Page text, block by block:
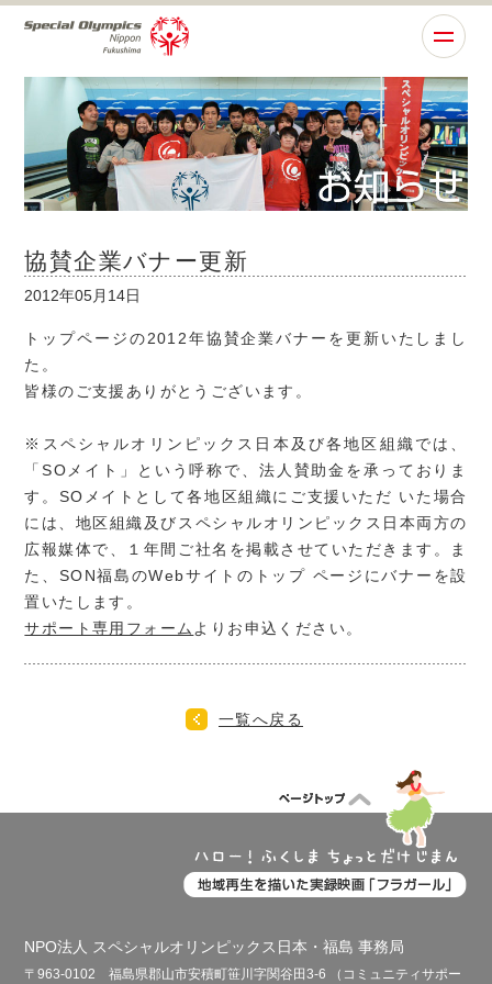
協賛企業バナー更新
2012年05月14日
トップページの2012年協賛企業バナーを更新いたしまし
た。
皆様のご支援ありがとうございます。
※スペシャルオリンピックス日本及び各地区組織では、
「SOメイト」という呼称で、法人賛助金を承っておりま
す。SOメイトとして各地区組織にご支援いただ いた場合
には、地区組織及びスペシャルオリンピックス日本両方の
広報媒体で、１年間ご社名を掲載させていただきます。ま
た、SON福島のWebサイトのトップ ページにバナーを設
置いたします。
サポート専用フォーム よりお申込ください。
一覧へ戻る
NPO法人 スペシャルオリンピックス日本・福島 事務局
〒963-0102 福島県郡山市安積町笹川字関谷田3-6 （コミュニティサポー